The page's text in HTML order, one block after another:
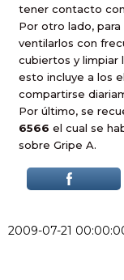
tener contacto
Por otro lado,
ventilarlos con
cubiertos y limpiar
esto incluye a los
compartirse
Por último, se
6566 el cual se
sobre Gripe A.
2009-07-21